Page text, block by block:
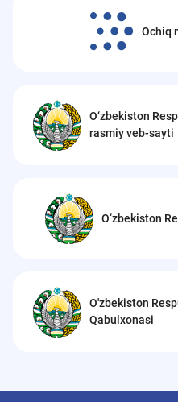
Ochiq
O‘zbekiston
rasmiy veb-sayti
O‘zbekiston
O'zbekiston
Qabulxonasi